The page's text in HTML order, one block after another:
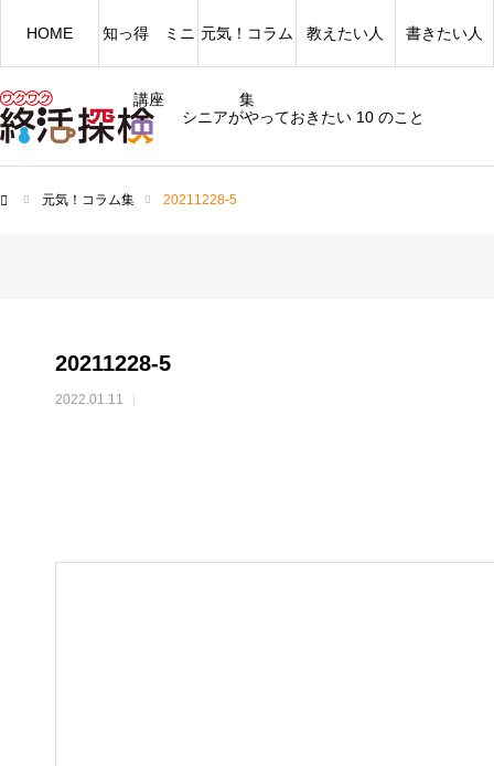
シニアがやっておきたい 10 のこと
HOME 知っ得 ミニ
講座
元気！コラム
集
教えたい人 書きたい人
元気！コラム集 20211228-5
20211228-5
2022.01.11